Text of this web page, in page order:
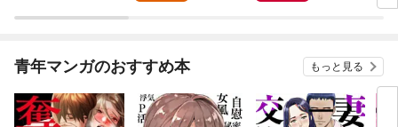
青年マンガのおすすめ本 もっと見る